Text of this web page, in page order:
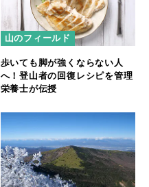
山のフィールド
歩いても脚が強くならない人
へ！登山者の回復レシピを管理
栄養士が伝授